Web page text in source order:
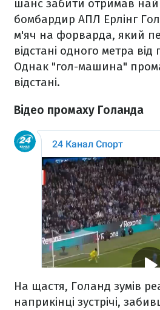
шанс забити отримав
бомбардир АПЛ Ерлінг
м'яч на форварда, який
відстані одного метра від
Однак "гол-машина"
відстані.
Відео промаху Голанда
На щастя, Голанд зумів
наприкінці зустрічі,